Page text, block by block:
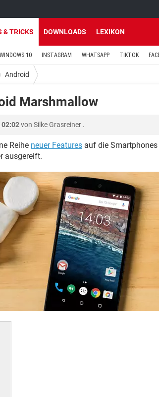
& TRICKS DOWNLOADS LEXIKON
WINDOWS 10 INSTAGRAM WHATSAPP TIKTOK
Android
Marshmallow
02:02von Silke Grasreiner .
Reihe neuer Features auf die
ausgereift.